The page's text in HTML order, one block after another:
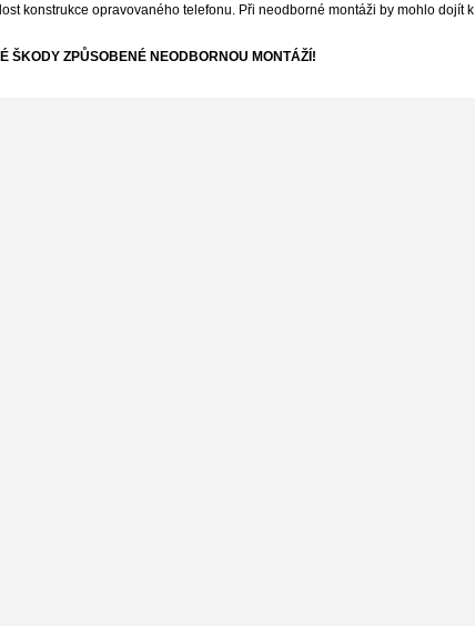
konstrukce opravovaného telefonu. Při neodborné montáži by mohlo dojít k
ŠKODY ZPŮSOBENÉ NEODBORNOU MONTÁŽÍ!